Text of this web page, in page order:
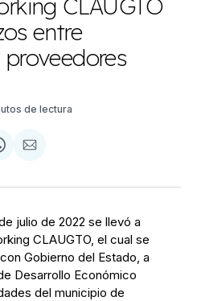
CLAUGTO
entre
de lectura
Compartir
Email
julio de 2022 se llevó a
CLAUGTO, el cual se
Gobierno del Estado, a
Desarrollo Económico
del municipio de